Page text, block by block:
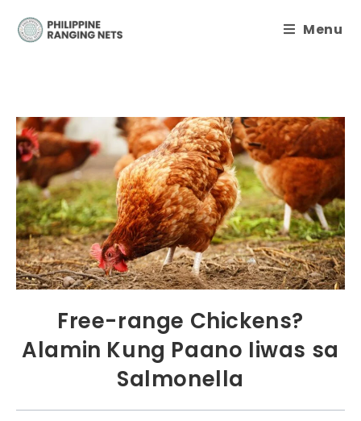
Menu
Free-range Chickens?
Alamin Kung Paano Iiwas sa
Salmonella